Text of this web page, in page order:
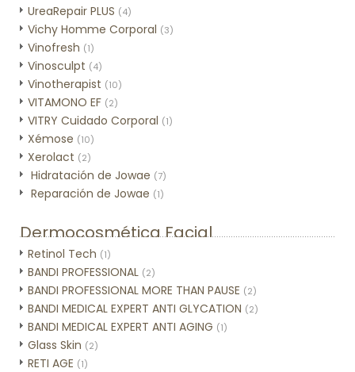
UreaRepair PLUS (4)
Vichy Homme Corporal (3)
Vinofresh (1)
Vinosculpt (4)
Vinotherapist (10)
VITAMONO EF (2)
VITRY Cuidado Corporal (1)
Xémose (10)
Xerolact (2)
Hidratación de Jowae (7)
Reparación de Jowae (1)
Dermocosmética Facial
Retinol Tech (1)
BANDI PROFESSIONAL (2)
BANDI PROFESSIONAL MORE THAN PAUSE (2)
BANDI MEDICAL EXPERT ANTI GLYCATION (2)
BANDI MEDICAL EXPERT ANTI AGING (1)
Glass Skin (2)
RETI AGE (1)